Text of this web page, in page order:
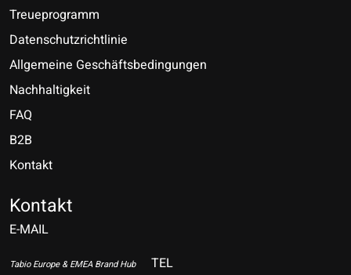
Treueprogramm
Datenschutzrichtlinie
Allgemeine Geschäftsbedingungen
Nachhaltigkeit
FAQ
B2B
Kontakt
Kontakt
E-MAIL
Tabio Europe & EMEA Brand Hub
TEL